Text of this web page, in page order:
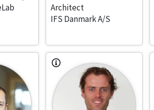
Architect
IFS Danmark A/S